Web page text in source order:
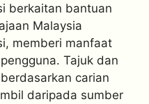
berkaitan bantuan
Malaysia
memberi manfaat
Tajuk dan
carian
daripada sumber